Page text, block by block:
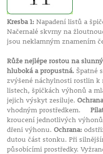
Kresba 1:Napadení listů a
Načernalé skvrny na
jsou neklamným znamením
Růže nejlépe rostou na
hluboká a propustná.Špatné
zvýšené náchylnosti rostlin k
listech, špičkách výhonů a
jejich výskyt zesiluje.
vhodným prostředkem.
kroucení jednotlivých
dřeni výhonu. Ochrana:
dutou část stonku. Při
působícími prostředky.